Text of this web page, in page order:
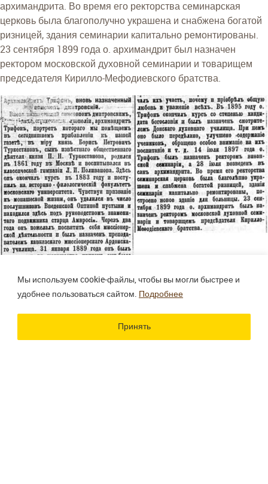
Мы используем cookie‑файлы, чтобы вы могли быстрее и
удобнее пользоваться сайтом. Подробнее
Принять
архимандрита. Во время его ректорства семинарская
церковь была благополучно украшена и снабжена богатой
ризницей, здания семинарии капитально ремонтированы.
23 сентября 1899 года о. архимандрит был назначен
ректором московской духовной семинарии и товарищем
председателя Кирилло-Мефодиевского братства.